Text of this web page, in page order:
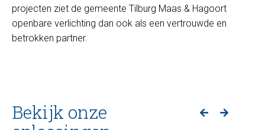
projecten ziet de gemeente Tilburg Maas & Hagoort
openbare verlichting dan ook als een vertrouwde en
betrokken partner.
Bekijk onze